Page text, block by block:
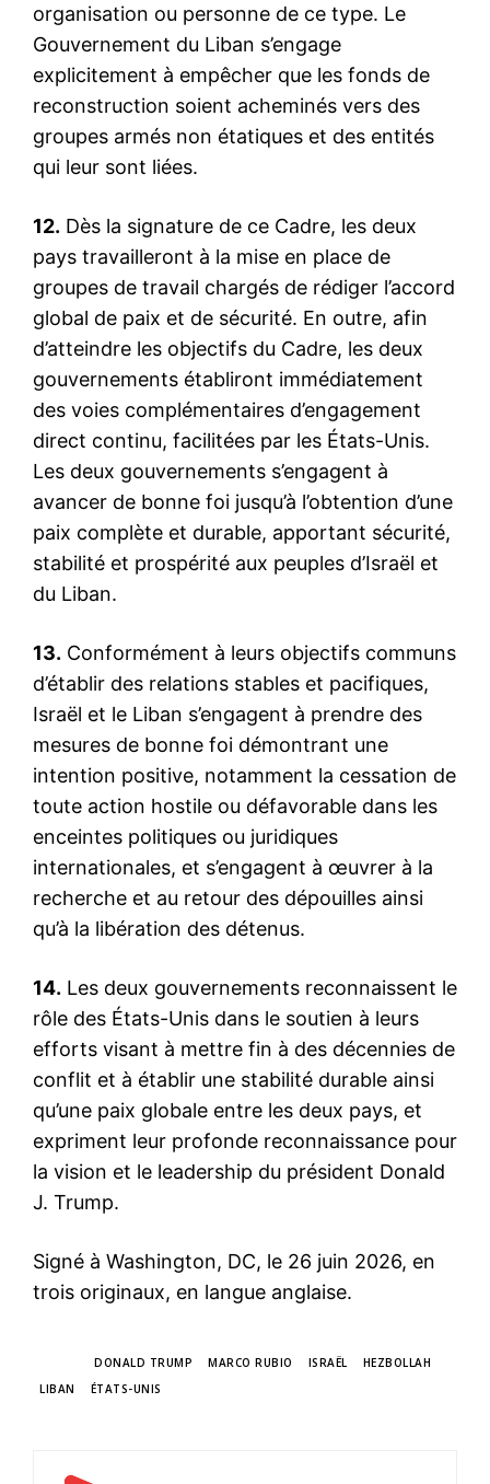
organisation ou personne de ce type. Le
Gouvernement du Liban s’engage
explicitement à empêcher que les fonds de
reconstruction soient acheminés vers des
groupes armés non étatiques et des entités
qui leur sont liées.
12. Dès la signature de ce Cadre, les deux
pays travailleront à la mise en place de
groupes de travail chargés de rédiger l’accord
global de paix et de sécurité. En outre, afin
d’atteindre les objectifs du Cadre, les deux
gouvernements établiront immédiatement
des voies complémentaires d’engagement
direct continu, facilitées par les États-Unis.
Les deux gouvernements s’engagent à
avancer de bonne foi jusqu’à l’obtention d’une
paix complète et durable, apportant sécurité,
stabilité et prospérité aux peuples d’Israël et
du Liban.
13. Conformément à leurs objectifs communs
d’établir des relations stables et pacifiques,
Israël et le Liban s’engagent à prendre des
mesures de bonne foi démontrant une
intention positive, notamment la cessation de
toute action hostile ou défavorable dans les
enceintes politiques ou juridiques
internationales, et s’engagent à œuvrer à la
recherche et au retour des dépouilles ainsi
qu’à la libération des détenus.
14. Les deux gouvernements reconnaissent le
rôle des États-Unis dans le soutien à leurs
efforts visant à mettre fin à des décennies de
conflit et à établir une stabilité durable ainsi
qu’une paix globale entre les deux pays, et
expriment leur profonde reconnaissance pour
la vision et le leadership du président Donald
J. Trump.
Signé à Washington, DC, le 26 juin 2026, en
trois originaux, en langue anglaise.
DONALD TRUMP MARCO RUBIO ISRAËL
HEZBOLLAH
LIBAN
ÉTATS-UNIS